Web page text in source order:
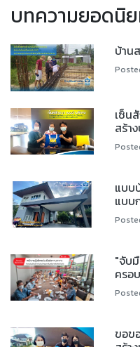
บทความยอดนิ
บ้าน
เซ็น
สร้า
แบบ
แบบ
"จับ
ครอ
ขอข